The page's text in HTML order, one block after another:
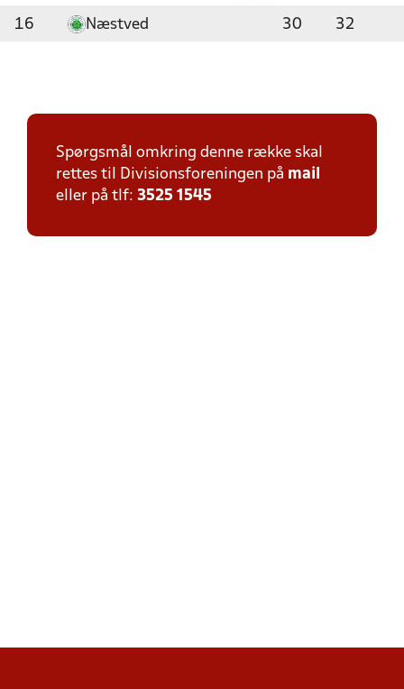
16 Næstved 30 32
Spørgsmål omkring denne række skal
rettes til Divisionsforeningen på mail
eller på tlf: 3525 1545